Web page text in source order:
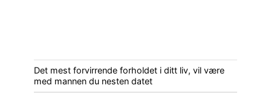
Det mest forvirrende forholdet i ditt liv, vil være
med mannen du nesten datet